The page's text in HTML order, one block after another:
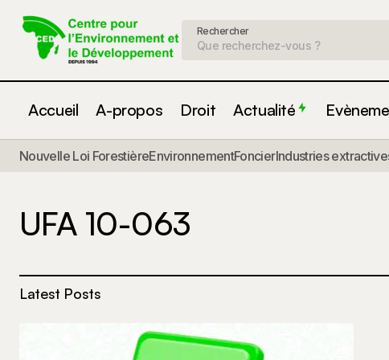
Rechercher
Accueil A-propos Droit Actualité
Nouvelle Loi ForestièreEnvironnementFoncierIndustries
UFA 10-063
Latest Posts